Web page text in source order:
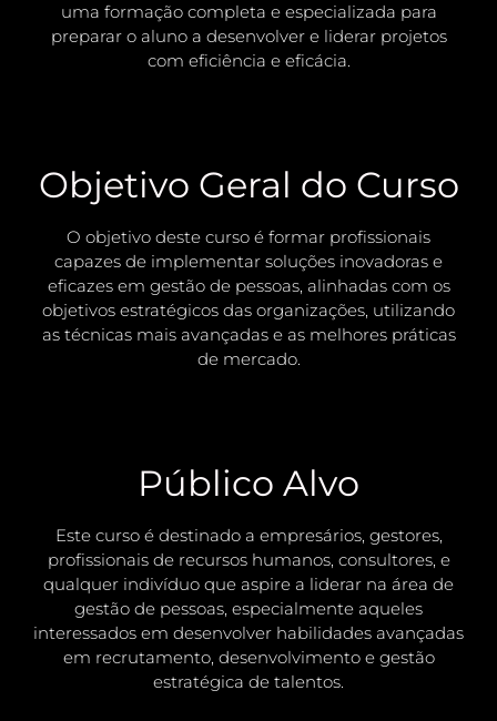
uma formação completa e especializada para
preparar o aluno a desenvolver e liderar projetos
com eficiência e eficácia.
Objetivo Geral do Curso
O objetivo deste curso é formar profissionais
capazes de implementar soluções inovadoras e
eficazes em gestão de pessoas, alinhadas com os
objetivos estratégicos das organizações, utilizando
as técnicas mais avançadas e as melhores práticas
de mercado.
Público Alvo
Este curso é destinado a empresários, gestores,
profissionais de recursos humanos, consultores, e
qualquer indivíduo que aspire a liderar na área de
gestão de pessoas, especialmente aqueles
interessados em desenvolver habilidades avançadas
em recrutamento, desenvolvimento e gestão
estratégica de talentos.